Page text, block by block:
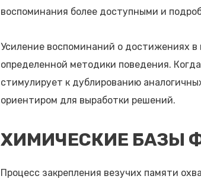
воспоминания более доступными и
Усиление воспоминаний о достижениях
определенной методики поведения.
стимулирует к дублированию
ориентиром для выработки решений.
ХИМИЧЕСКИЕ БАЗЫ
Процесс закрепления везучих памяти